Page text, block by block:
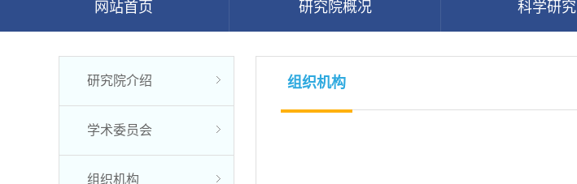
网站首页 研究院概况 科学研究
研究院介绍
学术委员会
组织机构
组织机构